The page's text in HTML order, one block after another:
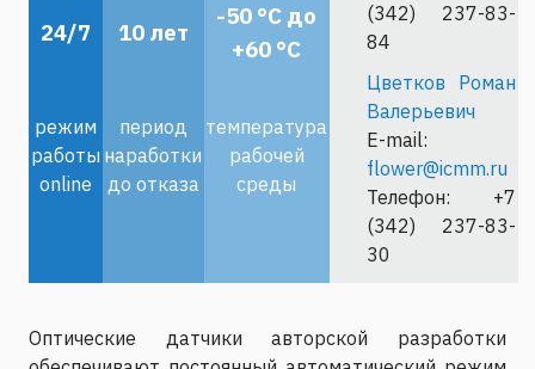
(342) 237-83-
84
Цветков Роман
Валерьевич
E-mail:
flower@icmm.ru
Телефон: +7
(342) 237-83-
30
24/7 10 лет
-50 °С до
+60 °С
режим
работы
online
период
наработки
до отказа
температура
рабочей
среды
Оптические датчики авторской разработки